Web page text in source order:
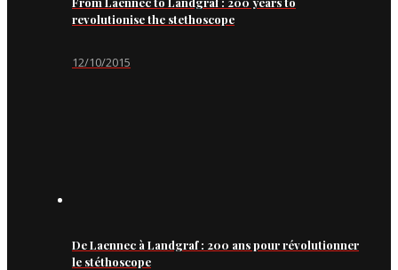
revolutionise the stethoscope
12/10/2015
De Laennec à Landgraf : 200 ans pour révolutionner
le stéthoscope